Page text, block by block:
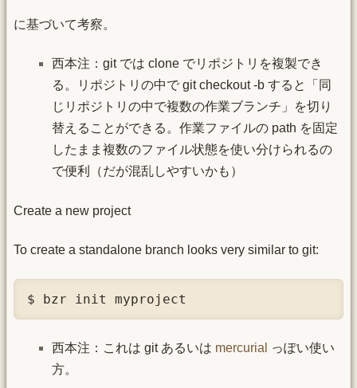
に基づいて考察。
西本注：git では clone でリポジトリを複製でき
る。リポジトリの中で git checkout -b すると「同
じリポジトリの中で複数の作業ブランチ」を切り
替えることができる。作業ファイルの path を固定
したまま複数のファイル状態を使い分けられるの
で便利（だが混乱しやすいかも）
Create a new project
To create a standalone branch looks very similar to git:
$ bzr init myproject
西本注：これは git あるいは mercurial
っぽい使い
方。